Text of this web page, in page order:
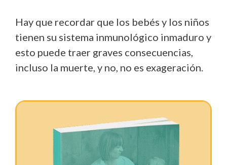
Hay que recordar que los bebés y los niños
tienen su sistema inmunológico inmaduro y
esto puede traer graves consecuencias,
incluso la muerte, y no, no es exageración.